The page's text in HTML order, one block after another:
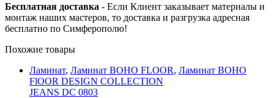
Бесплатная доставка - Если Клиент заказывает материалы и
монтаж наших мастеров, то доставка и разгрузка адресная
бесплатно по Симферополю!
Похожие товары
Ламинат, Ламинат BOHO FLOOR, Ламинат BOHO
FlOOR DESIGN COLLECTION
JEANS DC 0803